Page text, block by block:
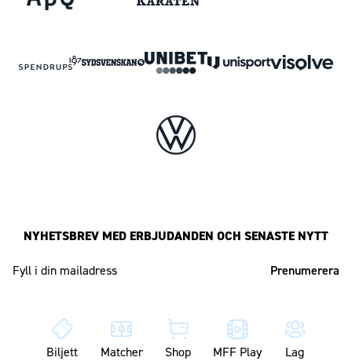
NYHETSBREV MED ERBJUDANDEN OCH SENASTE NYTT
Biljett Matcher Shop MFF Play Lag